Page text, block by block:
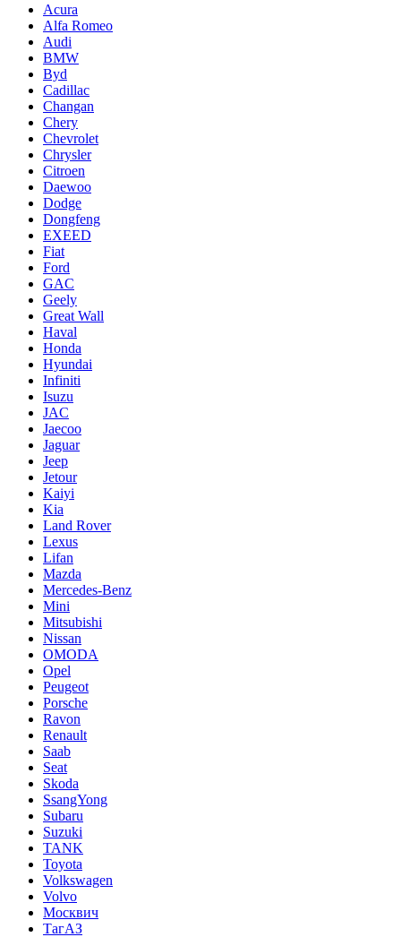
Acura
Alfa Romeo
Audi
BMW
Byd
Cadillac
Changan
Chery
Chevrolet
Chrysler
Citroen
Daewoo
Dodge
Dongfeng
EXEED
Fiat
Ford
GAC
Geely
Great Wall
Haval
Honda
Hyundai
Infiniti
Isuzu
JAC
Jaecoo
Jaguar
Jeep
Jetour
Kaiyi
Kia
Land Rover
Lexus
Lifan
Mazda
Mercedes-Benz
Mini
Mitsubishi
Nissan
OMODA
Opel
Peugeot
Porsche
Ravon
Renault
Saab
Seat
Skoda
SsangYong
Subaru
Suzuki
TANK
Toyota
Volkswagen
Volvo
Москвич
ТагАЗ